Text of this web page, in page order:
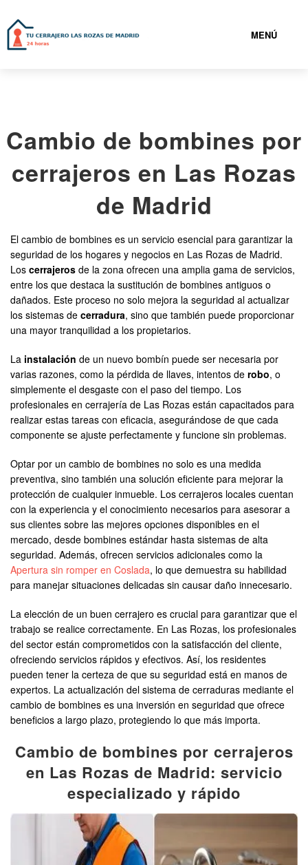
MENÚ
919931095
CERRAJEROS LAS ROZAS DE MADRID BARATOS
CONTACTAR
Cambio de bombines por
cerrajeros en Las Rozas
de Madrid
El cambio de bombines es un servicio esencial para garantizar la
seguridad de los hogares y negocios en Las Rozas de Madrid.
Los cerrajeros de la zona ofrecen una amplia gama de servicios,
entre los que destaca la sustitución de bombines antiguos o
dañados. Este proceso no solo mejora la seguridad al actualizar
los sistemas de cerradura, sino que también puede proporcionar
una mayor tranquilidad a los propietarios.
La instalación de un nuevo bombín puede ser necesaria por
varias razones, como la pérdida de llaves, intentos de robo, o
simplemente el desgaste con el paso del tiempo. Los
profesionales en cerrajería de Las Rozas están capacitados para
realizar estas tareas con eficacia, asegurándose de que cada
componente se ajuste perfectamente y funcione sin problemas.
Optar por un cambio de bombines no solo es una medida
preventiva, sino también una solución eficiente para mejorar la
protección de cualquier inmueble. Los cerrajeros locales cuentan
con la experiencia y el conocimiento necesarios para asesorar a
sus clientes sobre las mejores opciones disponibles en el
mercado, desde bombines estándar hasta sistemas de alta
seguridad. Además, ofrecen servicios adicionales como la
Apertura sin romper en Coslada, lo que demuestra su habilidad
para manejar situaciones delicadas sin causar daño innecesario.
La elección de un buen cerrajero es crucial para garantizar que el
trabajo se realice correctamente. En Las Rozas, los profesionales
del sector están comprometidos con la satisfacción del cliente,
ofreciendo servicios rápidos y efectivos. Así, los residentes
pueden tener la certeza de que su seguridad está en manos de
expertos. La actualización del sistema de cerraduras mediante el
cambio de bombines es una inversión en seguridad que ofrece
beneficios a largo plazo, protegiendo lo que más importa.
Cambio de bombines por cerrajeros
en Las Rozas de Madrid: servicio
especializado y rápido